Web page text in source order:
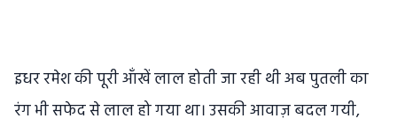
इधर रमेश की पूरी आँखें लाल होती जा रही थी अब पुतली का
रंग भी सफेद से लाल हो गया था। उसकी आवाज़ बदल गयी,